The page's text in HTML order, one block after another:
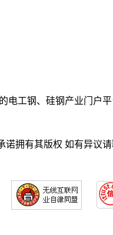
电工钢、硅钢产业门户
诺拥有其版权 如有异议